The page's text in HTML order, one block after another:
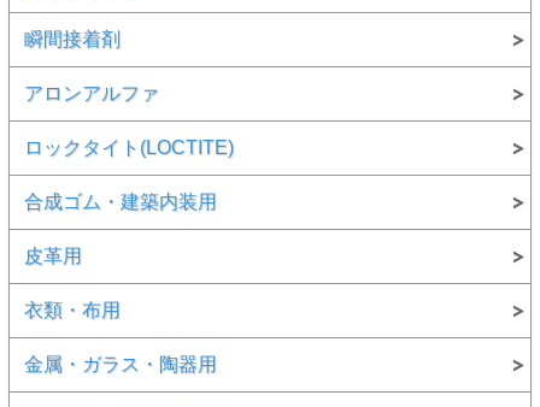
瞬間接着剤
アロンアルファ
ロックタイト(LOCTITE)
合成ゴム・建築内装用
皮革用
衣類・布用
金属・ガラス・陶器用